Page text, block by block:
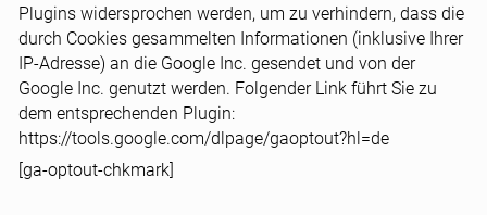
Plugins widersprochen werden, um zu verhindern, dass die
durch Cookies gesammelten Informationen (inklusive Ihrer
IP-Adresse) an die Google Inc. gesendet und von der
Google Inc. genutzt werden. Folgender Link führt Sie zu
dem entsprechenden Plugin:
https://tools.google.com/dlpage/gaoptout?hl=de
[ga-optout-chkmark]